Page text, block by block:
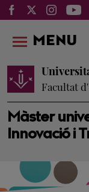
Màster
Innovació i
Facultat
MENU